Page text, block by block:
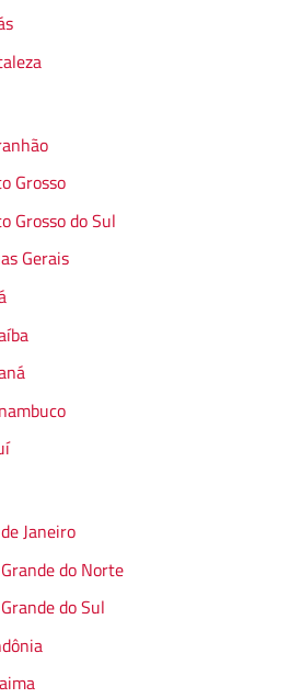
Grosso
Grosso do Sul
Gerais
Janeiro
do Norte
do Sul